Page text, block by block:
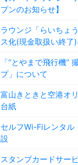
プンのお知らせ】
ラウンジ「らいちょ
ス化(現金取扱い終了
「“とやまで飛行機”
プ」について
富山きときと空港オ
台紙
セルフWi-Fiレンタル
設
スタンプカードサー